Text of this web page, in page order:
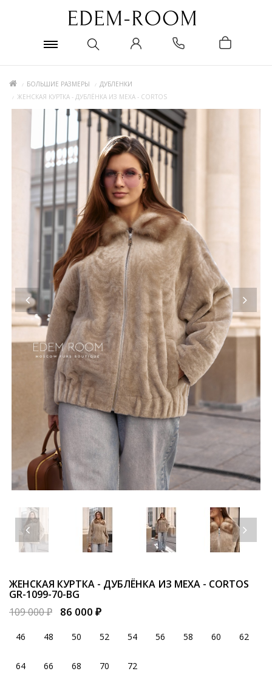
БОЛЬШИЕ РАЗМЕРЫ
ДУБЛЕНКИ
ЖЕНСКАЯ КУРТКА - ДУБЛЁНКА ИЗ МЕХА - CORTOS
ЖЕНСКАЯ КУРТКА - ДУБЛЁНКА ИЗ МЕХА - CORTOS
GR-1099-70-BG
109 000 ₽
86 000 ₽
46 48 50 52 54 56 58 60 62
64 66 68 70 72